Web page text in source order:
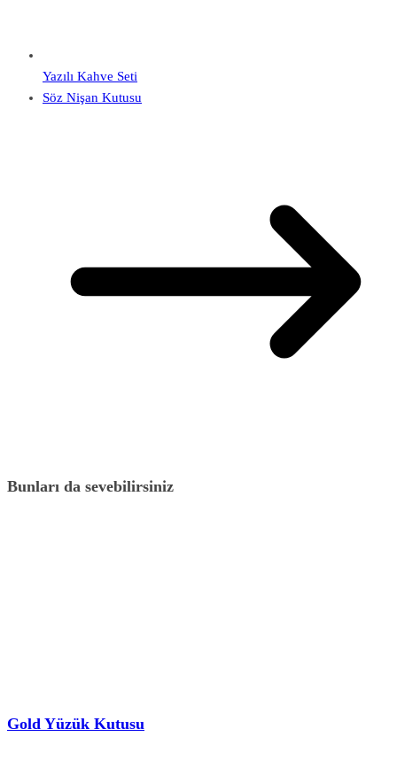
Yazılı Kahve Seti
Söz Nişan Kutusu
Bunları da sevebilirsiniz
Gold Yüzük Kutusu